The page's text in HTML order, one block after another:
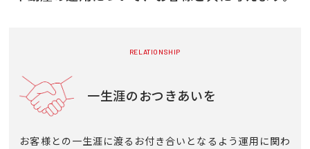
RELATIONSHIP
一生涯のおつきあいを
お客様との一生涯に渡るお付き合いとなるよう運用に関わ